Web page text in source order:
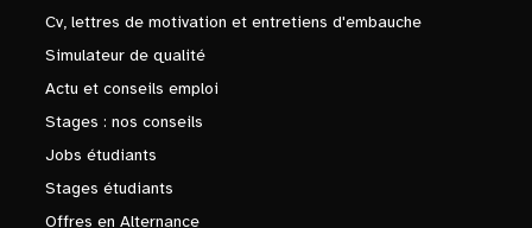
Cv, lettres de motivation et entretiens d'embauche
Simulateur de qualité
Actu et conseils emploi
Stages : nos conseils
Jobs étudiants
Stages étudiants
Offres en Alternance